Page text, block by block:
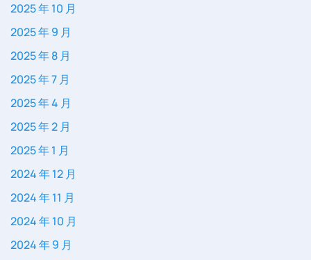
2025 年 10 月
2025 年 9 月
2025 年 8 月
2025 年 7 月
2025 年 4 月
2025 年 2 月
2025 年 1 月
2024 年 12 月
2024 年 11 月
2024 年 10 月
2024 年 9 月